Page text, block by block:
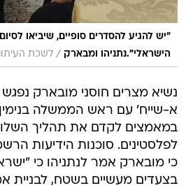
"יש להגיע להסדרים סופיים, שיביאו
הישראלי".נתניהו ומבארק / לשכת
נשיא מצרים חוסני מובארק
א-שייח' עם ראש הממשלה בנימין
במאמצים לקדם את תהליך
לפלסטינים. סוכנות הידיעות
כי מובארק אמר לנתניהו כי
בצעדים מעשיים בשטח, לבניית